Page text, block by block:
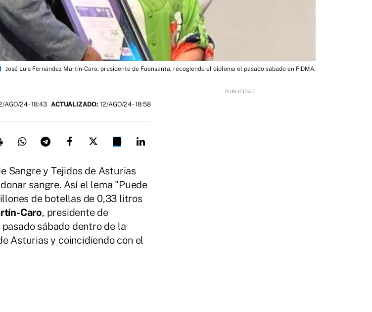
José Luis Fernández Martín-Caro, presidente de Fuensanta, recogiendo el diploma el pasado sábado en FIDMA.
AGO/24- 18:43 ACTUALIZADO: 12/AGO/24 - 18:58
Sangre y Tejidos de Asturias
sangre. Así el lema "Puede
de botellas de 0,33 litros
Caro, presidente de
sábado dentro de la
Asturias y coincidiendo con el